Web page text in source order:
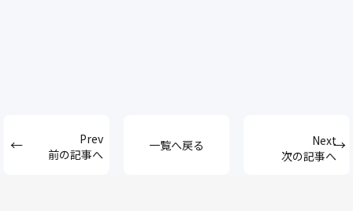
前の記事へ
一覧へ戻る
次の記事へ